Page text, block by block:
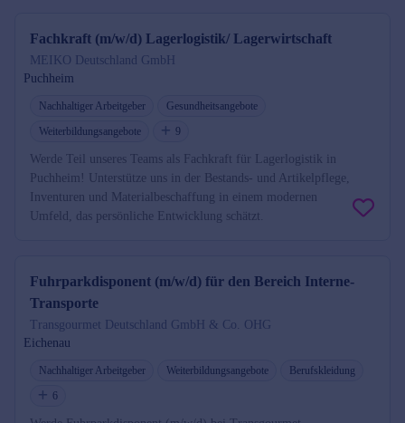
Fachkraft (m/w/d) Lagerlogistik/ Lagerwirtschaft
MEIKO Deutschland GmbH
Puchheim
Nachhaltiger Arbeitgeber
Gesundheitsangebote
Weiterbildungsangebote
9
Werde Teil unseres Teams als Fachkraft für Lagerlogistik in
Puchheim! Unterstütze uns in der Bestands- und Artikelpflege,
Inventuren und Materialbeschaffung in einem modernen
Umfeld, das persönliche Entwicklung schätzt.
Fuhrparkdisponent (m/w/d) für den Bereich Interne-
Transporte
Transgourmet Deutschland GmbH & Co. OHG
Eichenau
Nachhaltiger Arbeitgeber Weiterbildungsangebote
Berufskleidung
6